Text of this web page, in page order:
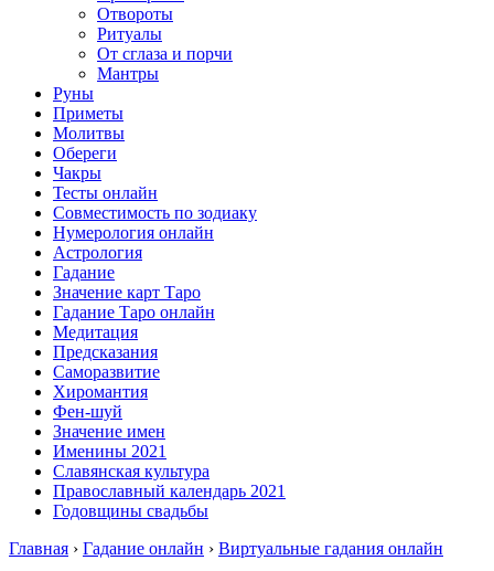
Отвороты
Ритуалы
От сглаза и порчи
Мантры
Руны
Приметы
Молитвы
Обереги
Чакры
Тесты онлайн
Совместимость по зодиаку
Нумерология онлайн
Астрология
Гадание
Значение карт Таро
Гадание Таро онлайн
Медитация
Предсказания
Саморазвитие
Хиромантия
Фен-шуй
Значение имен
Именины 2021
Славянская культура
Православный календарь 2021
Годовщины свадьбы
Главная › Гадание онлайн › Виртуальные гадания онлайн